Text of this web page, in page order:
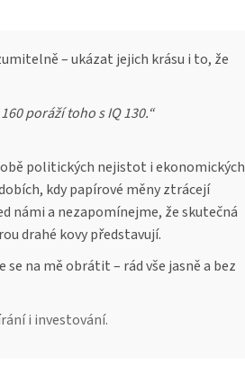
– ukázat jejich krásu i to, že
poráží toho s IQ 130.“
politických nejistot i ekonomických
kdy papírové měny ztrácejí
námi a nezapomínejme, že skutečná
drahé kovy představují.
na mě obrátit – rád vše jasně a bez
i investování.